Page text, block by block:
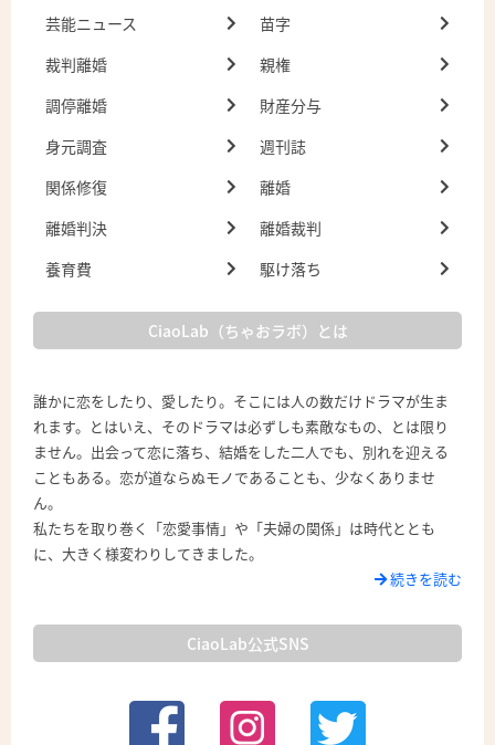
芸能ニュース
苗字
裁判離婚
親権
調停離婚
財産分与
身元調査
週刊誌
関係修復
離婚
離婚判決
離婚裁判
養育費
駆け落ち
CiaoLab（ちゃおラボ）とは
誰かに恋をしたり、愛したり。そこには人の数だけドラマが生ま
れます。とはいえ、そのドラマは必ずしも素敵なもの、とは限り
ません。出会って恋に落ち、結婚をした二人でも、別れを迎える
こともある。恋が道ならぬモノであることも、少なくありませ
ん。
私たちを取り巻く「恋愛事情」や「夫婦の関係」は時代ととも
に、大きく様変わりしてきました。
続きを読む
CiaoLab公式SNS